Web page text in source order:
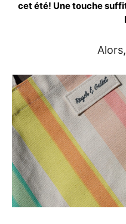
cet été! Une touche